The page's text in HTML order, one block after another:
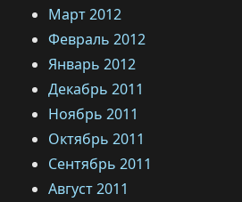
Март 2012
Февраль 2012
Январь 2012
Декабрь 2011
Ноябрь 2011
Октябрь 2011
Сентябрь 2011
Август 2011